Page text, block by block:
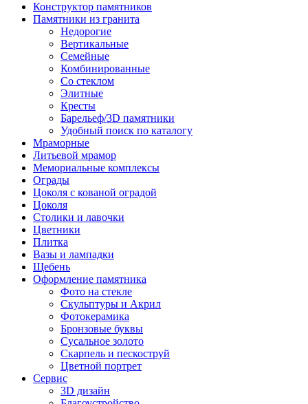
Конструктор памятников
Памятники из гранита
Недорогие
Вертикальные
Семейные
Комбинированные
Со стеклом
Элитные
Кресты
Барельеф/3D памятники
Удобный поиск по каталогу
Мраморные
Литьевой мрамор
Мемориальные комплексы
Ограды
Цоколя с кованой оградой
Цоколя
Столики и лавочки
Цветники
Плитка
Вазы и лампадки
Щебень
Оформление памятника
Фото на стекле
Скульптуры и Акрил
Фотокерамика
Бронзовые буквы
Сусальное золото
Скарпель и пескоструй
Цветной портрет
Сервис
3D дизайн